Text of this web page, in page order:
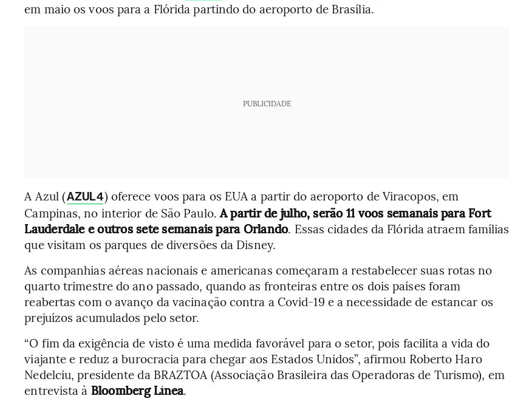
em maio os voos para a Flórida partindo do aeroporto de Brasília.
PUBLICIDADE
A Azul (AZUL4) oferece voos para os EUA a partir do aeroporto de Viracopos, em
Campinas, no interior de São Paulo.A partir de julho, serão 11 voos semanais para Fort
Lauderdale e outros sete semanais para Orlando. Essas cidades da Flórida atraem famílias
que visitam os parques de diversões da Disney.
As companhias aéreas nacionais e americanas começaram a restabelecer suas rotas no
quarto trimestre do ano passado, quando as fronteiras entre os dois países foram
reabertas com o avanço da vacinação contra a Covid-19 e a necessidade de estancar os
prejuízos acumulados pelo setor.
“O fim da exigência de visto é uma medida favorável para o setor, pois facilita a vida do
viajante e reduz a burocracia para chegar aos Estados Unidos”, afirmou Roberto Haro
Nedelciu, presidente da BRAZTOA (Associação Brasileira das Operadoras de Turismo), em
entrevista à Bloomberg Línea.